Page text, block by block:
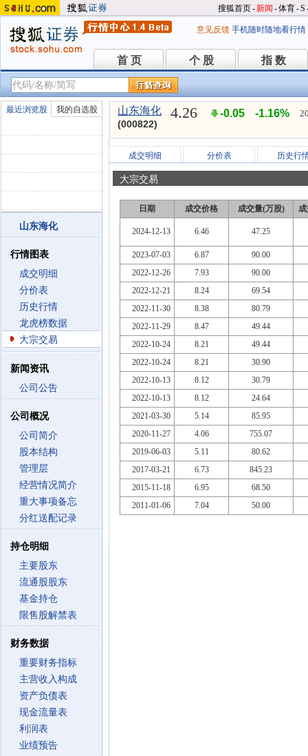
搜狐首页-新闻 -体育-S
意见反馈 手机随时随地看行情
首 页
首 页 个 股
个 股 指 数
指 数
最近浏览股 我的自选股
山东海化
行情图表
成交明细
分价表
历史行情
龙虎榜数据
大宗交易
新闻资讯
公司公告
公司概况
公司简介
股本结构
管理层
经营情况简介
重大事项备忘
分红送配记录
持仓明细
主要股东
流通股股东
基金持仓
限售股解禁表
财务数据
重要财务指标
主营收入构成
资产负债表
现金流量表
利润表
业绩预告
山东海化
(000822)
4.26 -0.05 -1.16%
成交明细 分价表 历史行
大宗交易
日期 成交价格 成交量(万股)
2024-12-13 6.46 47.25
2023-07-03 6.87
90.00
2022-12-26
7.93
90.00
2022-12-21
8.24
69.54
2022-11-30
8.38
80.79
2022-11-29
8.47
49.44
2022-10-24
8.21
49.44
2022-10-24
8.21
30.90
2022-10-13
8.12
30.79
2022-10-13
8.12
24.64
2021-03-30
5.14
85.95
2020-11-27
4.06
755.07
2019-06-03
5.11
80.62
2017-03-21
6.73
845.23
2015-11-18
6.95
68.50
2011-01-06
7.04 50.00